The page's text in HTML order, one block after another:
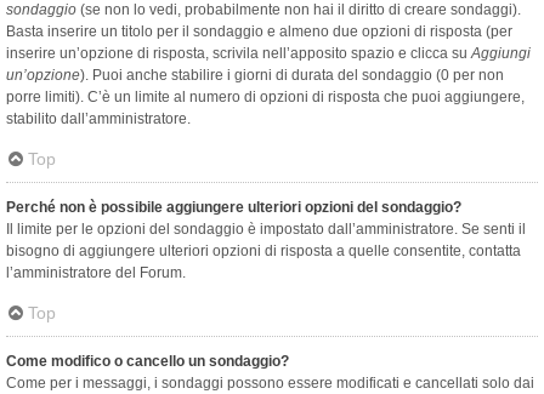
sondaggio (se non lo vedi, probabilmente non hai il diritto di creare sondaggi).
Basta inserire un titolo per il sondaggio e almeno due opzioni di risposta (per
inserire un’opzione di risposta, scrivila nell’apposito spazio e clicca suAggiungi
un’opzione). Puoi anche stabilire i giorni di durata del sondaggio (0 per non
porre limiti). C’è un limite al numero di opzioni di risposta che puoi aggiungere,
stabilito dall’amministratore.
Top
Perché non è possibile aggiungere ulteriori opzioni del sondaggio?
Il limite per le opzioni del sondaggio è impostato dall’amministratore. Se senti il
bisogno di aggiungere ulteriori opzioni di risposta a quelle consentite, contatta
l’amministratore del Forum.
Top
Come modifico o cancello un sondaggio?
Come per i messaggi, i sondaggi possono essere modificati e cancellati solo dai